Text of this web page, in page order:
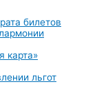
билетов
карта»
льгот